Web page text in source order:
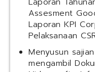
Assesment
Laporan KPI
Pelaksanaan
Menyusun
mengambil